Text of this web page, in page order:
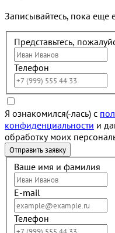
Записывайтесь, пока еще
Представьтесь,
Телефон
Я ознакомился(-лась) с
конфиденциальности и
обработку моих
Ваше имя и фамилия
E-mail
Телефон